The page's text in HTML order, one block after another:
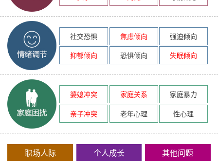
社交恐惧 焦虑倾向
强迫倾向
抑郁倾向
恐惧倾向 失眠倾向
婆媳冲突 家庭关系
家庭暴力
亲子冲突
老年心理 性心理
职场人际 个人成长 其他问题